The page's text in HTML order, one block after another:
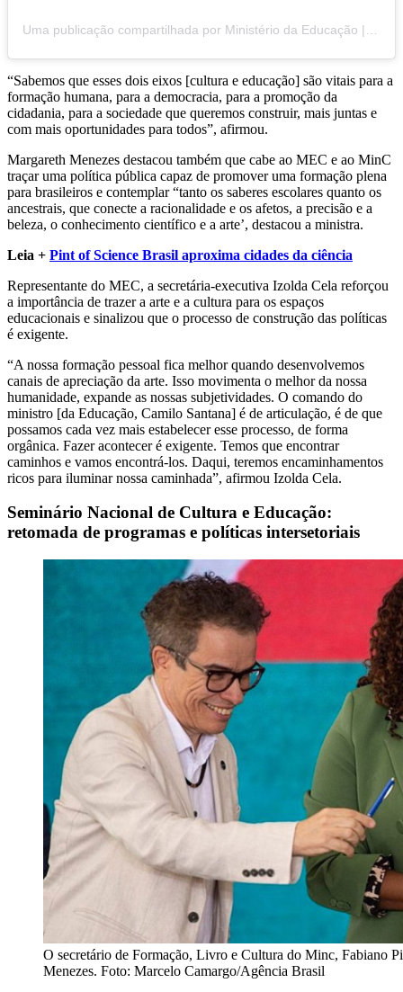
“Sabemos que esses dois eixos [cultura e educação] são vitais para a
formação humana, para a democracia, para a promoção da
cidadania, para a sociedade que queremos construir, mais juntas e
com mais oportunidades para todos”, afirmou.
Margareth Menezes destacou também que cabe ao MEC e ao MinC
traçar uma política pública capaz de promover uma formação plena
para brasileiros e contemplar “tanto os saberes escolares quanto os
ancestrais, que conecte a racionalidade e os afetos, a precisão e a
beleza, o conhecimento científico e a arte’, destacou a ministra.
Leia + Pint of Science Brasil aproxima cidades da ciência
Representante do MEC, a secretária-executiva Izolda Cela reforçou
a importância de trazer a arte e a cultura para os espaços
educacionais e sinalizou que o processo de construção das políticas
é exigente.
“A nossa formação pessoal fica melhor quando desenvolvemos
canais de apreciação da arte. Isso movimenta o melhor da nossa
humanidade, expande as nossas subjetividades. O comando do
ministro [da Educação, Camilo Santana] é de articulação, é de que
possamos cada vez mais estabelecer esse processo, de forma
orgânica. Fazer acontecer é exigente. Temos que encontrar
caminhos e vamos encontrá-los. Daqui, teremos encaminhamentos
ricos para iluminar nossa caminhada”, afirmou Izolda Cela.
Seminário Nacional de Cultura e Educação:
retomada de programas e políticas intersetoriais
O secretário de Formação, Livro e Cultura do Minc, Fabiano
Menezes. Foto: Marcelo Camargo/Agência Brasil